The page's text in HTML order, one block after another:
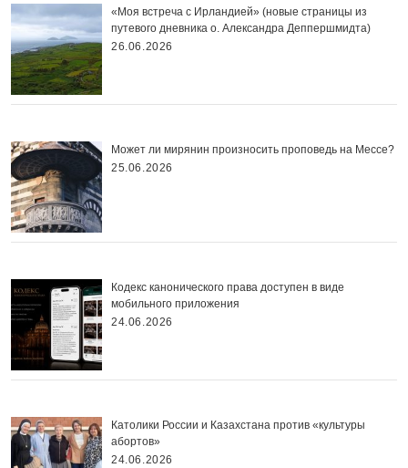
«Моя встреча с Ирландией» (новые страницы из
путевого дневника о. Александра Деппершмидта)
26.06.2026
Может ли мирянин произносить проповедь на Мессе?
25.06.2026
Кодекс канонического права доступен в виде
мобильного приложения
24.06.2026
Католики России и Казахстана против «культуры
абортов»
24.06.2026